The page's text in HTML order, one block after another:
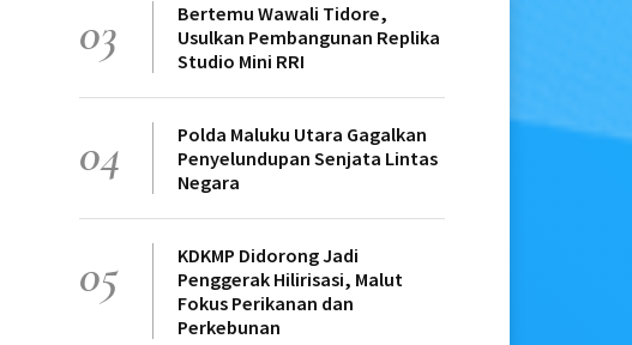
03
Bertemu Wawali Tidore,
Usulkan Pembangunan Replika
Studio Mini RRI
04
Polda Maluku Utara Gagalkan
Penyelundupan Senjata Lintas
Negara
05
KDKMP Didorong Jadi
Penggerak Hilirisasi, Malut
Fokus Perikanan dan
Perkebunan